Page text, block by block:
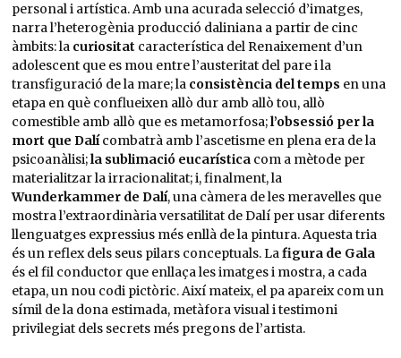
personal i artística. Amb una acurada selecció d’imatges,
narra l’heterogènia producció daliniana a partir de cinc
àmbits: la curiositat característica del Renaixement d’un
adolescent que es mou entre l’austeritat del pare i la
transfiguració de la mare; la consistència del temps en una
etapa en què conflueixen allò dur amb allò tou, allò
comestible amb allò que es metamorfosa;l’obsessió per la
mort que Dalícombatrà amb l’ascetisme en plena era de la
psicoanàlisi;la sublimació eucarística com a mètode per
materialitzar la irracionalitat; i, finalment, la
Wunderkammer de Dalí, una càmera de les meravelles que
mostra l’extraordinària versatilitat de Dalí per usar diferents
llenguatges expressius més enllà de la pintura. Aquesta tria
és un reflex dels seus pilars conceptuals. Lafigura de Gala
és el fil conductor que enllaça les imatges i mostra, a cada
etapa, un nou codi pictòric. Així mateix, el pa apareix com un
símil de la dona estimada, metàfora visual i testimoni
privilegiat dels secrets més pregons de l’artista.